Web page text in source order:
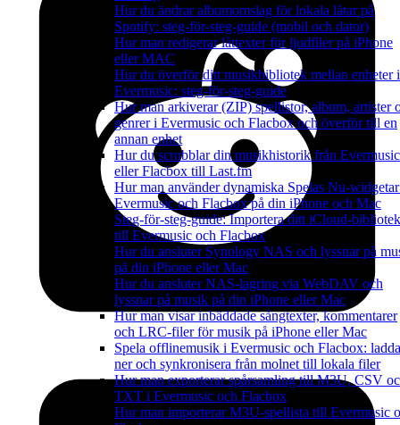
Hur du ändrar albumomslag för lokala låtar på
Spotify: steg-för-steg-guide (mobil och dator)
Hur man redigerar låttexter för ljudfiler på iPhone
eller MAC
Hur du överför ditt musikbibliotek mellan enheter i
Evermusic: steg-för-steg-guide
Hur man arkiverar (ZIP) spellistor, album, artister
genrer i Evermusic och Flacbox och överför till en
annan enhet
Hur du scrobblar din musikhistorik från Evermusic
eller Flacbox till Last.fm
Hur man använder dynamiska Spelas Nu-
Evermusic och Flacbox på din iPhone och Mac
Steg-för-steg-guide: Importera ditt iCloud-bibliotek
till Evermusic och Flacbox
Hur du ansluter Synology NAS och lyssnar på
på din iPhone eller Mac
Hur du ansluter NAS-lagring via WebDAV och
lyssnar på musik på din iPhone eller Mac
Hur man visar inbäddade sångtexter, kommentarer
och LRC-filer för musik på iPhone eller Mac
Spela offlinemusik i Evermusic och Flacbox: ladda
ner och synkronisera från molnet till lokala filer
Hur man exporterar spårsamling till M3U, CSV
TXT i Evermusic och Flacbox
Hur man importerar M3U-spellista till Evermusic